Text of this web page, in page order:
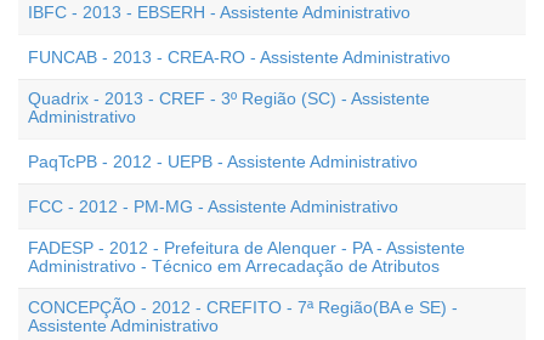
IBFC - 2013 - EBSERH - Assistente Administrativo
FUNCAB - 2013 - CREA-RO - Assistente Administrativo
Quadrix - 2013 - CREF - 3º Região (SC) - Assistente
Administrativo
PaqTcPB - 2012 - UEPB - Assistente Administrativo
FCC - 2012 - PM-MG - Assistente Administrativo
FADESP - 2012 - Prefeitura de Alenquer - PA - Assistente
Administrativo - Técnico em Arrecadação de Atributos
CONCEPÇÃO - 2012 - CREFITO - 7ª Região(BA e SE) -
Assistente Administrativo